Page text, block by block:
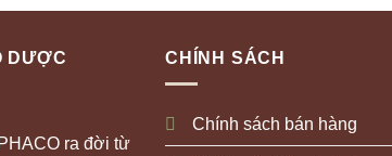
có
được
trang
chọn
được
DƯỢC
ra đời từ
CHÍNH SÁCH
Chính sách bán hàng